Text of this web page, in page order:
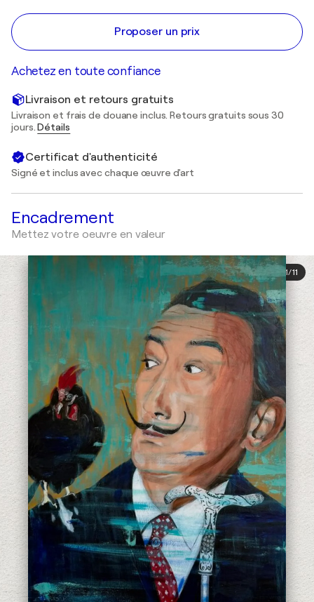
Proposer un prix
Achetez en toute confiance
Livraison et retours gratuits
Livraison et frais de douane inclus. Retours gratuits sous 30
jours.Détails
Certificat d'authenticité
Signé et inclus avec chaque œuvre d'art
Encadrement
Mettez votre oeuvre en valeur
1/11